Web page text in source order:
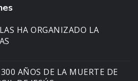
HA ORGANIZADO LA
AÑOS DE LA MUERTE DE